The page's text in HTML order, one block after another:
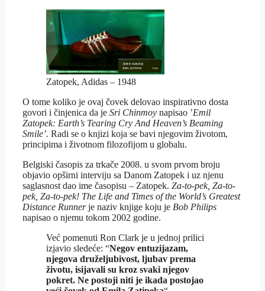
Zatopek, Adidas – 1948
O tome koliko je ovaj čovek delovao inspirativno dosta
govori i činjenica da je Sri Chinmoy napisao ’Emil
Zatopek: Earth’s Tearing Cry And Heaven’s Beaming
Smile’. Radi se o knjizi koja se bavi njegovim životom,
principima i životnom filozofijom u globalu.
Belgiski časopis za trkače 2008. u svom prvom broju
objavio opširni interviju sa Danom Zatopek i uz njenu
saglasnost dao ime časopisu – Zatopek. Za-to-pek, Za-to-
pek, Za-to-pek! The Life and Times of the World’s Greatest
Distance Runnerje naziv knjige koju je Bob Philips
napisao o njemu tokom 2002 godine.
Već pomenuti Ron Clark je u jednoj prilici
izjavio sledeće: “Negov entuzijazam,
njegova druželjubivost, ljubav prema
životu, isijavali su kroz svaki njegov
pokret. Ne postoji niti je ikada postojao